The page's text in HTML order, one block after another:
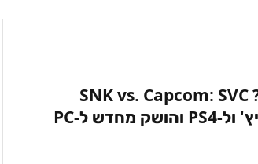
מרגישים נוסטלגיים? SNK vs. Capcom: SVC